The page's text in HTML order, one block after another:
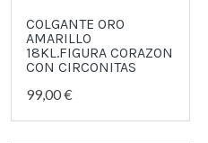
COLGANTE ORO
AMARILLO
18KL.FIGURA CORAZON
CON CIRCONITAS
99,00 €